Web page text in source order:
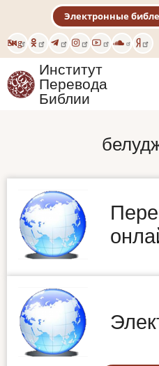
основному
содержанию
Eng
Электронные
Институт
Перевода
Библии